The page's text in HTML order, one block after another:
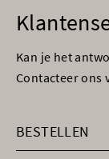
Kan je het
Contacteer ons
BESTELLEN